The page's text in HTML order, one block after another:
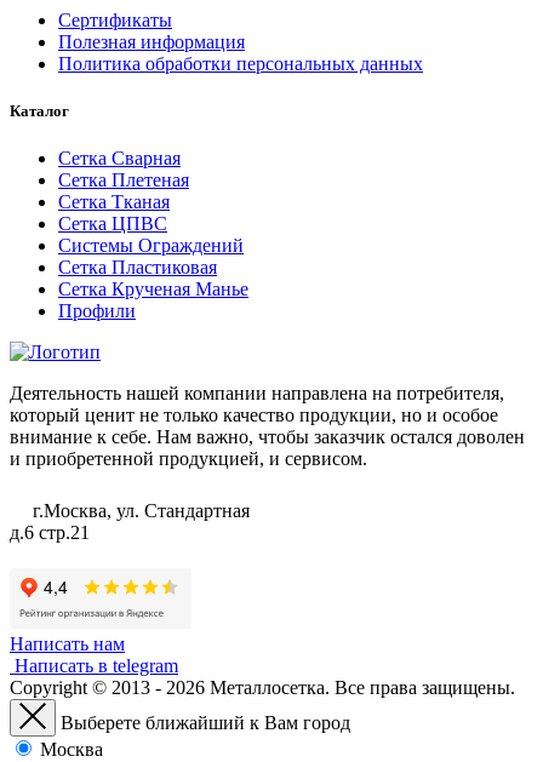
Сертификаты
Полезная информация
Политика обработки персональных данных
Каталог
Сетка Сварная
Сетка Плетеная
Сетка Тканая
Сетка ЦПВС
Системы Ограждений
Сетка Пластиковая
Сетка Крученая Манье
Профили
Деятельность нашей компании направлена на потребителя,
который ценит не только качество продукции, но и особое
внимание к себе. Нам важно, чтобы заказчик остался доволен
и приобретенной продукцией, и сервисом.
г.Москва, ул. Стандартная
д.6 стр.21
Написать нам
Написать в telegram
Copyright © 2013 - 2026 Металлосетка. Все права защищены.
Выберете ближайший к Вам город
Москва